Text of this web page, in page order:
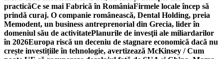
practicăCe se mai Fabrică în RomâniaFirmele locale încep să
prindă curaj. O companie românească, Dental Holding, preia
Memodent, un business antreprenorial din Grecia, lider în
domeniul său de activitatePlanurile de invesţii ale miliardarilor
în 2026Europa riscă un deceniu de stagnare economică dacă nu
crește investițiile în tehnologie, avertizează McKinsey / Cum